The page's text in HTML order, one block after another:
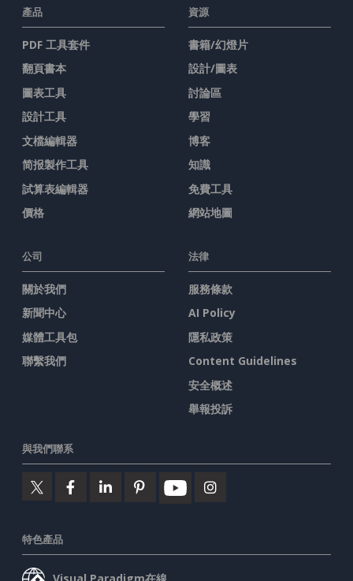
產品
PDF 工具套件
翻頁書本
圖表工具
設計工具
文檔編輯器
简报製作工具
試算表編輯器
價格
資源
書籍/幻燈片
設計/圖表
討論區
學習
博客
知識
免費工具
網站地圖
公司
關於我們
新聞中心
媒體工具包
聯繫我們
法律
服務條款
AI Policy
隱私政策
Content Guidelines
安全概述
舉報投訴
與我們聯系
特色產品